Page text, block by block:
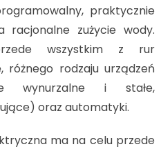
praktycznie
racjonalne zużycie wody.
wszystkim z rur
różnego rodzaju urządzeń
wynurzalne i stałe,
oraz automatyki.
ma na celu przede